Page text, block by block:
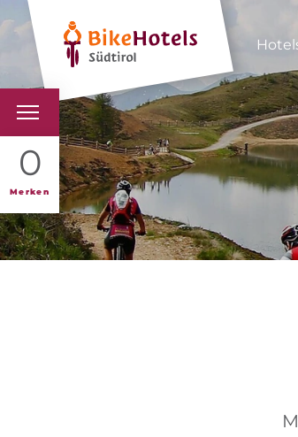
0
Merken
BIKEHOTELS
HOTELS &
TOUREN &